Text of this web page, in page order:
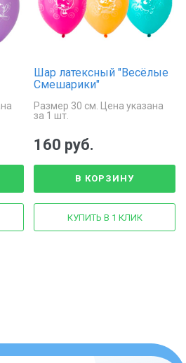
Шар латексный "Весёлые
Смешарики"
Размер 30 см. Цена указана
за 1 шт.
160 руб.
В КОРЗИНУ
КУПИТЬ В 1 КЛИК